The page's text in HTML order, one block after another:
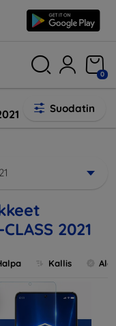
0
Suodatin
2021
Kallis